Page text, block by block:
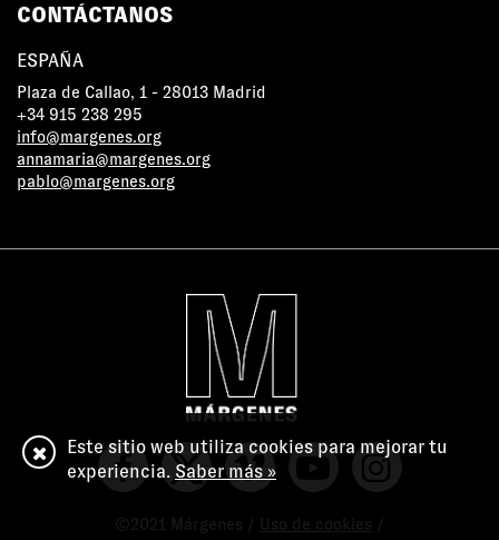
CONTÁCTANOS
ESPAÑA
Plaza de Callao, 1 - 28013 Madrid
+34 915 238 295
info@margenes.org
annamaria@margenes.org
pablo@margenes.org
©2021 Márgenes / Uso de cookies
Este sitio web utiliza cookies para mejorar tu
experiencia. Saber más »